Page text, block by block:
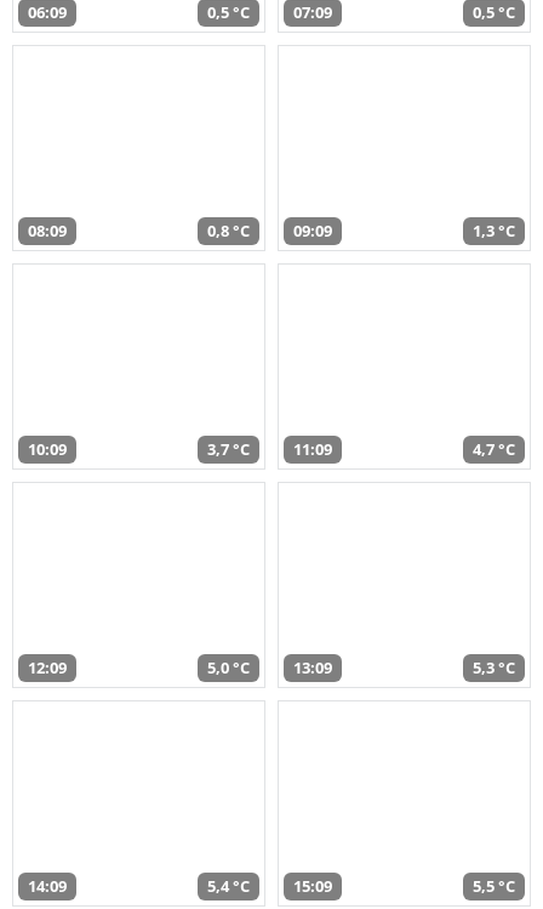
06:09 0,5 °C 07:09 0,5 °C
08:09 0,8 °C 09:09 1,3 °C
10:09 3,7 °C 11:09 4,7 °C
12:09 5,0 °C 13:09 5,3 °C
14:09 5,4 °C 15:09 5,5 °C